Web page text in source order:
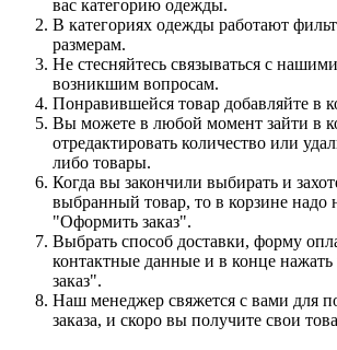
вас категорию одежды.
В категориях одежды работают
размерам.
Не стесняйтесь связываться с
возникшим вопросам.
Понравившейся товар добавляйте в
Вы можете в любой момент зайти в
отредактировать количество или
либо товары.
Когда вы закончили выбирать и
выбранный товар, то в корзине надо
"Оформить заказ".
Выбрать способ доставки, форму
контактные данные и в конце
заказ".
Наш менеджер свяжется с вами для
заказа, и скоро вы получите свои